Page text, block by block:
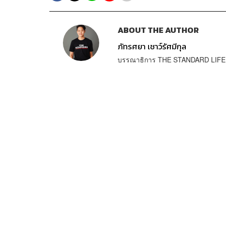
ABOUT THE AUTHOR
ภัทรศยา เชาว์รัศมีกุล
บรรณาธิการ THE STANDARD LIFE